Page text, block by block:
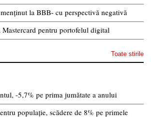
la BBB- cu perspectivă negativă
pentru portofelul digital
Toate stirile
-5,7% pe prima jumătate a anului
populație, scădere de 8% pe primele